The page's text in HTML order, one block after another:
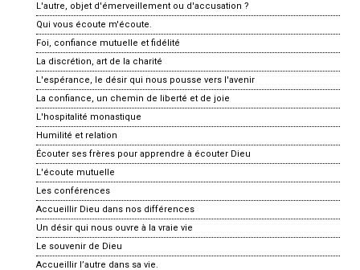
L'autre, objet d'émerveillement ou d'accusation ?
Qui vous écoute m'écoute.
Foi, confiance mutuelle et fidélité
La discrétion, art de la charité
L'espérance, le désir qui nous pousse vers l'avenir
La confiance, un chemin de liberté et de joie
L'hospitalité monastique
Humilité et relation
Écouter ses frères pour apprendre à écouter Dieu
L'écoute mutuelle
Les conférences
Accueillir Dieu dans nos différences
Un désir qui nous ouvre à la vraie vie
Le souvenir de Dieu
Accueillir l’autre dans sa vie.